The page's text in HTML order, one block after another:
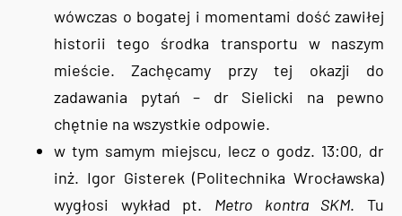
wówczas o bogatej i momentami dość zawiłej
historii tego środka transportu w naszym
mieście. Zachęcamy przy tej okazji do
zadawania pytań – dr Sielicki na pewno
chętnie na wszystkie odpowie.
w tym samym miejscu, lecz o godz. 13:00, dr
inż. Igor Gisterek (Politechnika Wrocławska)
wygłosi wykład pt. Metro kontra SKM. Tu